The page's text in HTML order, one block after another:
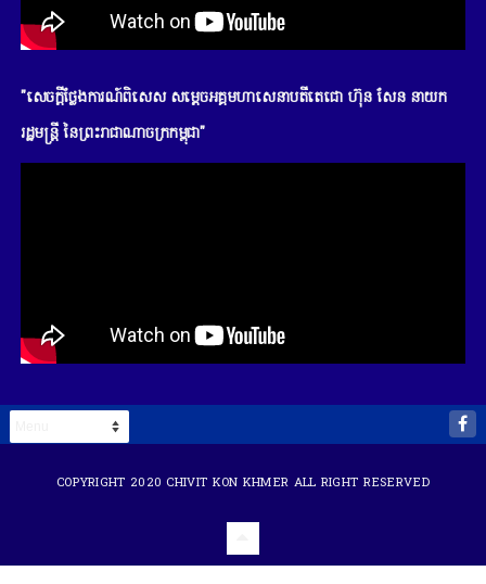
"សេចក្តីថ្លែងការណ៍ពិសេស សម្តេចអគ្គមហាសេនាបតីតេជោ ហ៊ុន សែន នាយក
រដ្ឋមន្រ្តី នៃព្រះរាជាណាចក្រកម្ពុជា"
COPYRIGHT 2020 CHIVIT KON KHMER ALL RIGHT RESERVED